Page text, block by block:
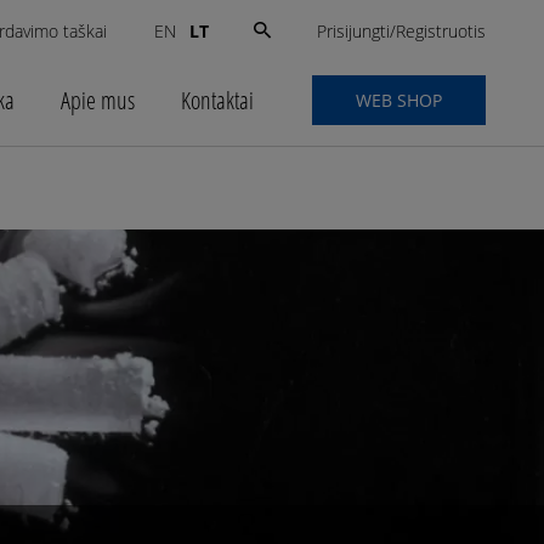
taškai EN LT
Search
Prisijungti/Registruotis
Apie mus Kontaktai WEB SHOP